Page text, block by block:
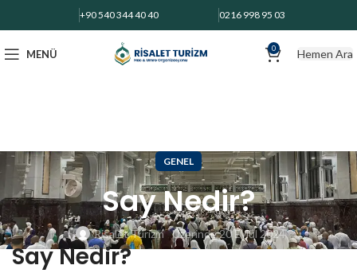
+90 540 344 40 40 0216 998 95 03
MENÜ 0 Hemen Ara
GENEL
Say Nedir?
Risalet Turizm Üzerinde 20 Eylül 2024
Say Nedir?